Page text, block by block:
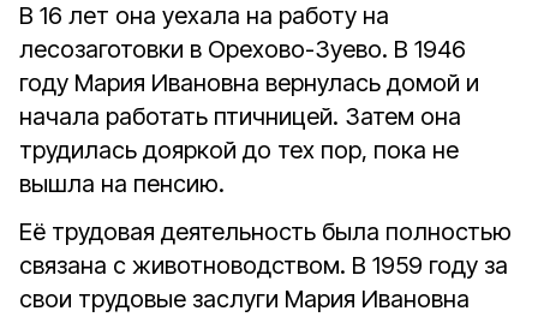
В 16 лет она уехала на работу на
лесозаготовки в Орехово-Зуево. В 1946
году Мария Ивановна вернулась домой и
начала работать птичницей. Затем она
трудилась дояркой до тех пор, пока не
вышла на пенсию.
Её трудовая деятельность была полностью
связана с животноводством. В 1959 году за
свои трудовые заслуги Мария Ивановна